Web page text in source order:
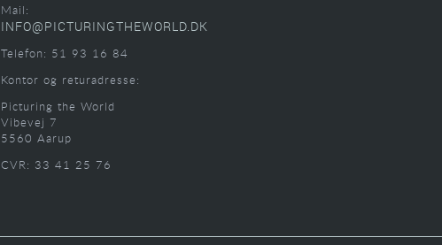
Mail:
INFO@PICTURINGTHEWORLD.DK
Telefon: 51 93 16 84
Kontor og returadresse:
Picturing the World
Vibevej 7
5560 Aarup
CVR: 33 41 25 76